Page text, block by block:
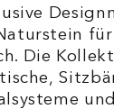
Die